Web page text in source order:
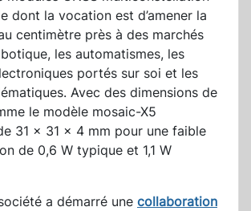
dont la vocation est d’amener la
centimètre près à des marchés
les automatismes, les
portés sur soi et les
Avec des dimensions de
le modèle mosaic-X5
31 x 31 x 4 mm pour une faible
de 0,6 W typique et 1,1 W
a démarré une collaboration